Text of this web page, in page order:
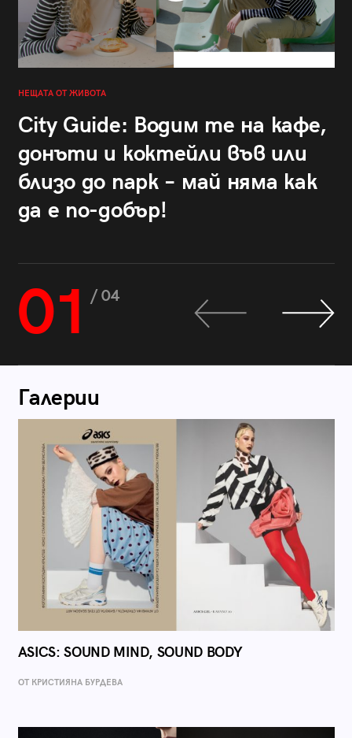
НЕЩАТА ОТ ЖИВОТА
City Guide: Водим те на кафе,
донъти и коктейли във или
близо до парк – май няма как
да е по-добър!
01 / 04
Галерии
ASICS: SOUND MIND, SOUND BODY
ОТ КРИСТИЯНА БУРДЕВА